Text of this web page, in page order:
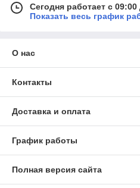
Сегодня работает с 09:00
Показать весь график
О нас
Контакты
Доставка и оплата
График работы
Полная версия сайта